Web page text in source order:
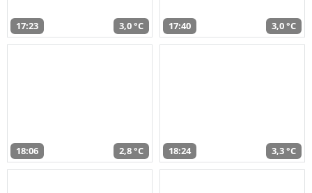
17:23 3,0 °C 17:40 3,0 °C
18:06 2,8 °C 18:24 3,3 °C